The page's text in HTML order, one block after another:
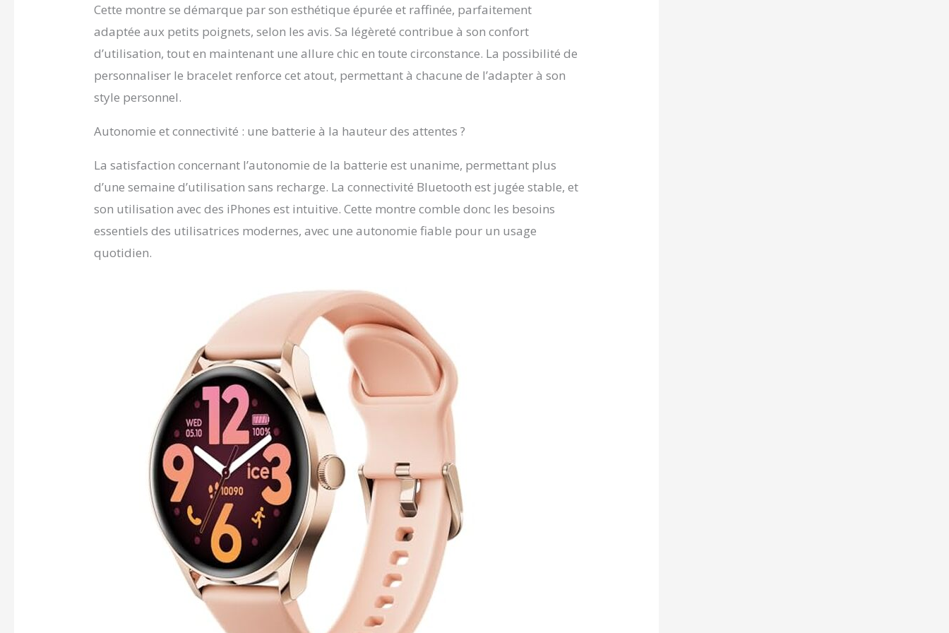
Cette montre se démarque par son esthétique épurée et raffinée, parfaitement
adaptée aux petits poignets, selon les avis. Sa légèreté contribue à son confort
d’utilisation, tout en maintenant une allure chic en toute circonstance. La possibilité de
personnaliser le bracelet renforce cet atout, permettant à chacune de l’adapter à son
style personnel.
Autonomie et connectivité : une batterie à la hauteur des attentes ?
La satisfaction concernant l’autonomie de la batterie est unanime, permettant plus
d’une semaine d’utilisation sans recharge. La connectivité Bluetooth est jugée stable, et
son utilisation avec des iPhones est intuitive. Cette montre comble donc les besoins
essentiels des utilisatrices modernes, avec une autonomie fiable pour un usage
quotidien.